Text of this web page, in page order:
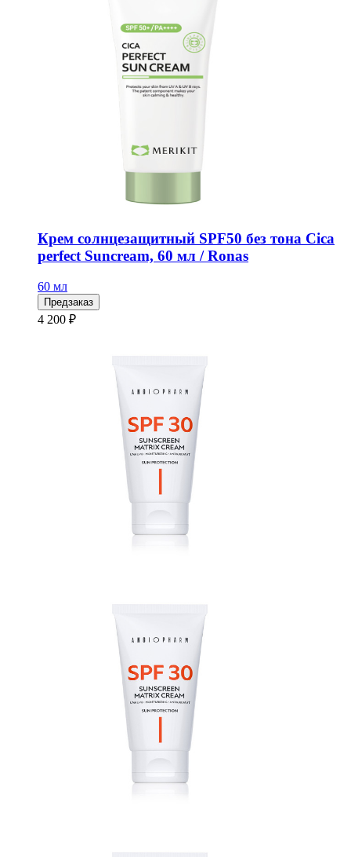
Крем солнцезащитный SPF50 без тона Cica
perfect Suncream, 60 мл / Ronas
60 мл
Предзаказ
4 200 ₽